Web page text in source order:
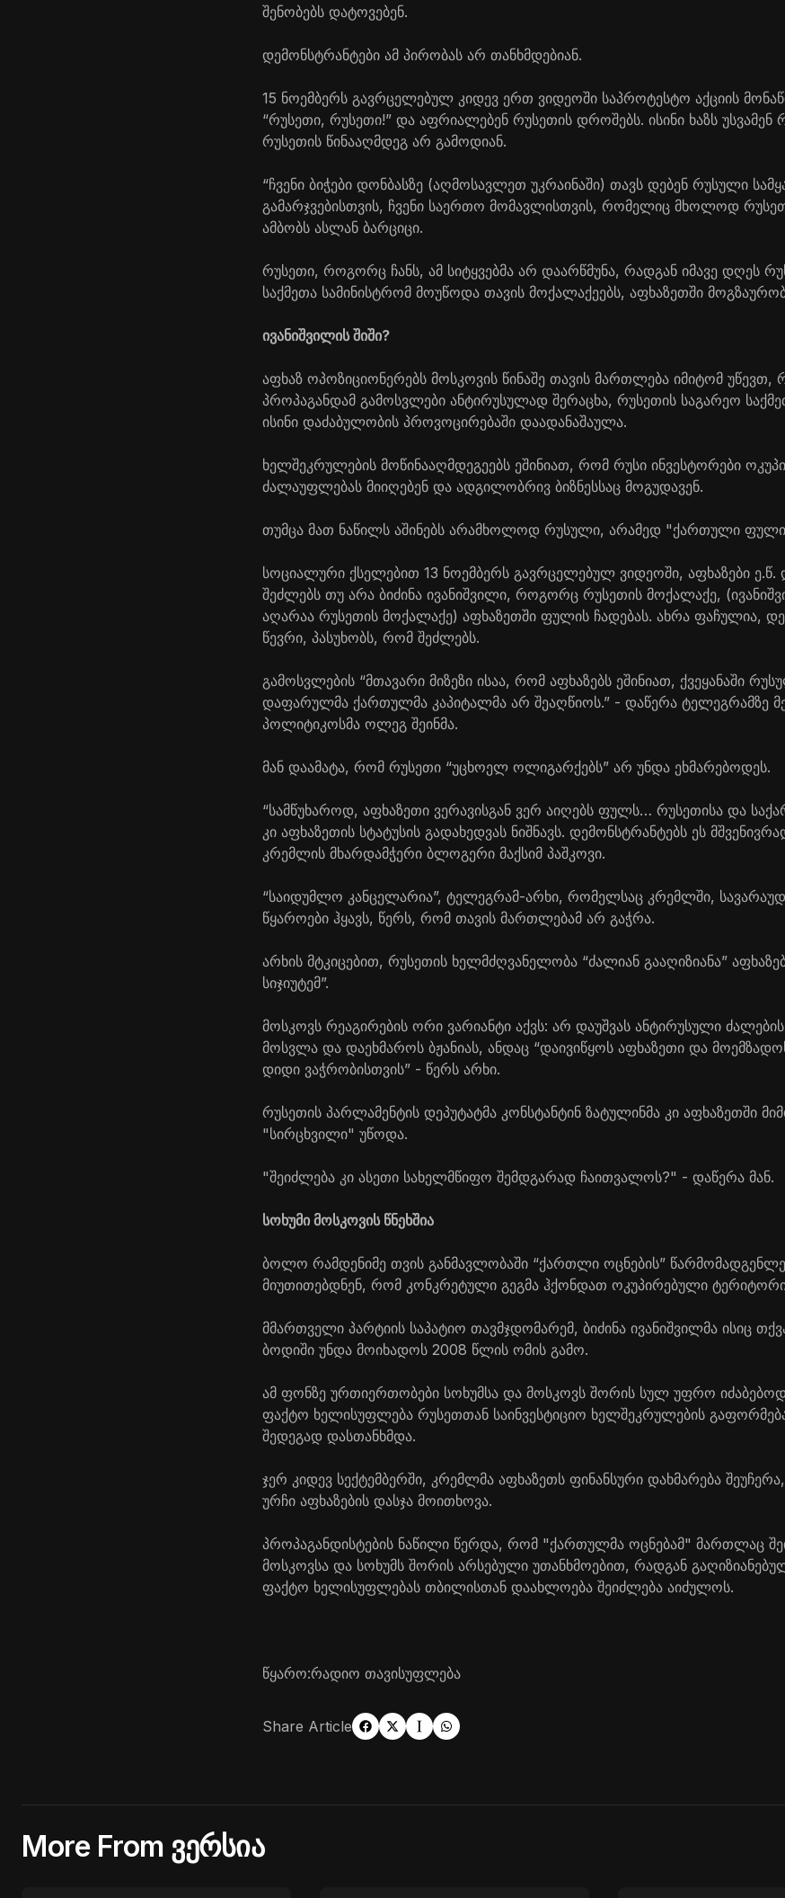
შენობებს დატოვებენ.
დემონსტრანტები ამ პირობას არ თანხმდებიან.
15 ნოემბერს გავრცელებულ კიდევ ერთ ვიდეოში საპროტესტო აქციის
“რუსეთი, რუსეთი!” და აფრიალებენ რუსეთის დროშებს. ისინი ხაზს უსვამენ
რუსეთის წინააღმდეგ არ გამოდიან.
“ჩვენი ბიჭები დონბასზე (აღმოსავლეთ უკრაინაში) თავს დებენ რუსული
გამარჯვებისთვის, ჩვენი საერთო მომავლისთვის, რომელიც მხოლოდ
ამბობს ასლან ბარციცი.
რუსეთი, როგორც ჩანს, ამ სიტყვებმა არ დაარწმუნა, რადგან იმავე დღეს
საქმეთა სამინისტრომ მოუწოდა თავის მოქალაქეებს, აფხაზეთში
ივანიშვილის შიში?
აფხაზ ოპოზიციონერებს მოსკოვის წინაშე თავის მართლება იმიტომ
პროპაგანდამ გამოსვლები ანტირუსულად შერაცხა, რუსეთის საგარეო
ისინი დაძაბულობის პროვოცირებაში დაადანაშაულა.
ხელშეკრულების მოწინააღმდეგეებს ეშინიათ, რომ რუსი ინვესტორები
ძალაუფლებას მიიღებენ და ადგილობრივ ბიზნესსაც მოგუდავენ.
თუმცა მათ ნაწილს აშინებს არამხოლოდ რუსული, არამედ "ქართული
სოციალური ქსელებით 13 ნოემბერს გავრცელებულ ვიდეოში, აფხაზები ე.წ.
შეძლებს თუ არა ბიძინა ივანიშვილი, როგორც რუსეთის მოქალაქე,
აღარაა რუსეთის მოქალაქე) აფხაზეთში ფულის ჩადებას. ახრა ფაჩულია,
წევრი, პასუხობს, რომ შეძლებს.
გამოსვლების “მთავარი მიზეზი ისაა, რომ აფხაზებს ეშინიათ, ქვეყანაში
დაფარულმა ქართულმა კაპიტალმა არ შეაღწიოს.” - დაწერა ტელეგრამზე
პოლიტიკოსმა ოლეგ შეინმა.
მან დაამატა, რომ რუსეთი “უცხოელ ოლიგარქებს” არ უნდა ეხმარებოდეს.
“სამწუხაროდ, აფხაზეთი ვერავისგან ვერ აიღებს ფულს… რუსეთისა და
კი აფხაზეთის სტატუსის გადახედვას ნიშნავს. დემონსტრანტებს ეს
კრემლის მხარდამჭერი ბლოგერი მაქსიმ პაშკოვი.
“საიდუმლო კანცელარია”, ტელეგრამ-არხი, რომელსაც კრემლში,
წყაროები ჰყავს, წერს, რომ თავის მართლებამ არ გაჭრა.
არხის მტკიცებით, რუსეთის ხელმძღვანელობა “ძალიან გააღიზიანა”
სიჯიუტემ”.
მოსკოვს რეაგირების ორი ვარიანტი აქვს: არ დაუშვას ანტირუსული
მოსვლა და დაეხმაროს ბჟანიას, ანდაც “დაივიწყოს აფხაზეთი და
დიდი ვაჭრობისთვის” - წერს არხი.
რუსეთის პარლამენტის დეპუტატმა კონსტანტინ ზატულინმა კი აფხაზეთში
"სირცხვილი" უწოდა.
"შეიძლება კი ასეთი სახელმწიფო შემდგარად ჩაითვალოს?" - დაწერა მან.
სოხუმი მოსკოვის წნეხშია
ბოლო რამდენიმე თვის განმავლობაში “ქართლი ოცნების”
მიუთითებდნენ, რომ კონკრეტული გეგმა ჰქონდათ ოკუპირებული
მმართველი პარტიის საპატიო თავმჯდომარემ, ბიძინა ივანიშვილმა ისიც
ბოდიში უნდა მოიხადოს 2008 წლის ომის გამო.
ამ ფონზე ურთიერთობები სოხუმსა და მოსკოვს შორის სულ უფრო
ფაქტო ხელისუფლება რუსეთთან საინვესტიციო ხელშეკრულების
შედეგად დასთანხმდა.
ჯერ კიდევ სექტემბერში, კრემლმა აფხაზეთს ფინანსური დახმარება
ურჩი აფხაზების დასჯა მოითხოვა.
პროპაგანდისტების ნაწილი წერდა, რომ "ქართულმა ოცნებამ" მართლაც
მოსკოვსა და სოხუმს შორის არსებული უთანხმოებით, რადგან
ფაქტო ხელისუფლებას თბილისთან დაახლოება შეიძლება აიძულოს.
წყარო:რადიო თავისუფლება
Share Article
More From ვერსია